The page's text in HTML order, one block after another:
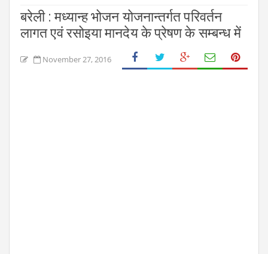
बरेली : मध्यान्ह भोजन योजनान्तर्गत परिवर्तन
लागत एवं रसोइया मानदेय के प्रेषण के सम्बन्ध में
November 27, 2016